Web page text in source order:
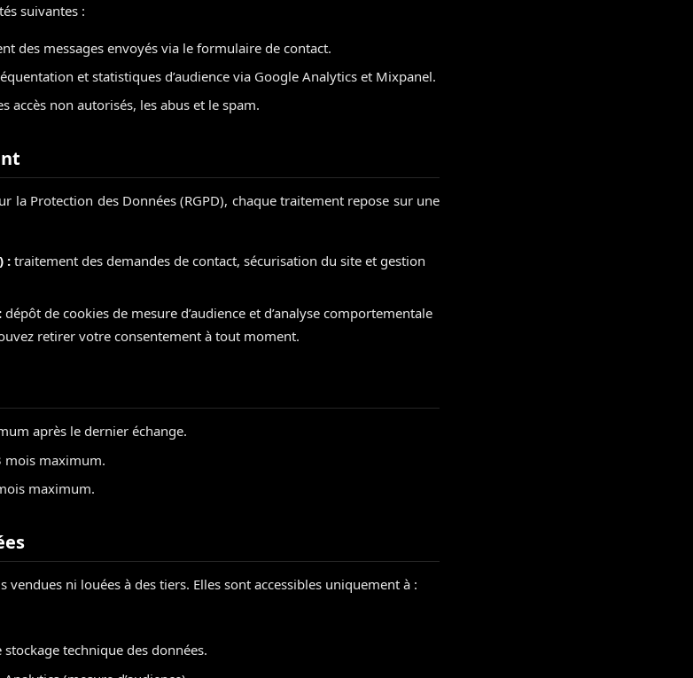
suivantes :
des messages envoyés via le formulaire de contact.
et statistiques d’audience via Google Analytics et Mixpanel.
accès non autorisés, les abus et le spam.
la Protection des Données (RGPD), chaque traitement repose sur une
: traitement des demandes de contact, sécurisation du site et gestion
dépôt de cookies de mesure d’audience et d’analyse comportementale
retirer votre consentement à tout moment.
après le dernier échange.
mois maximum.
maximum.
vendues ni louées à des tiers. Elles sont accessibles uniquement à :
technique des données.